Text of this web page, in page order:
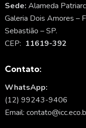
Sede: Alameda
Galeria Dois Amores –
Sebastião – SP.
CEP: 11619-392
Contato:
WhatsApp:
(12) 99243-9406
Email: